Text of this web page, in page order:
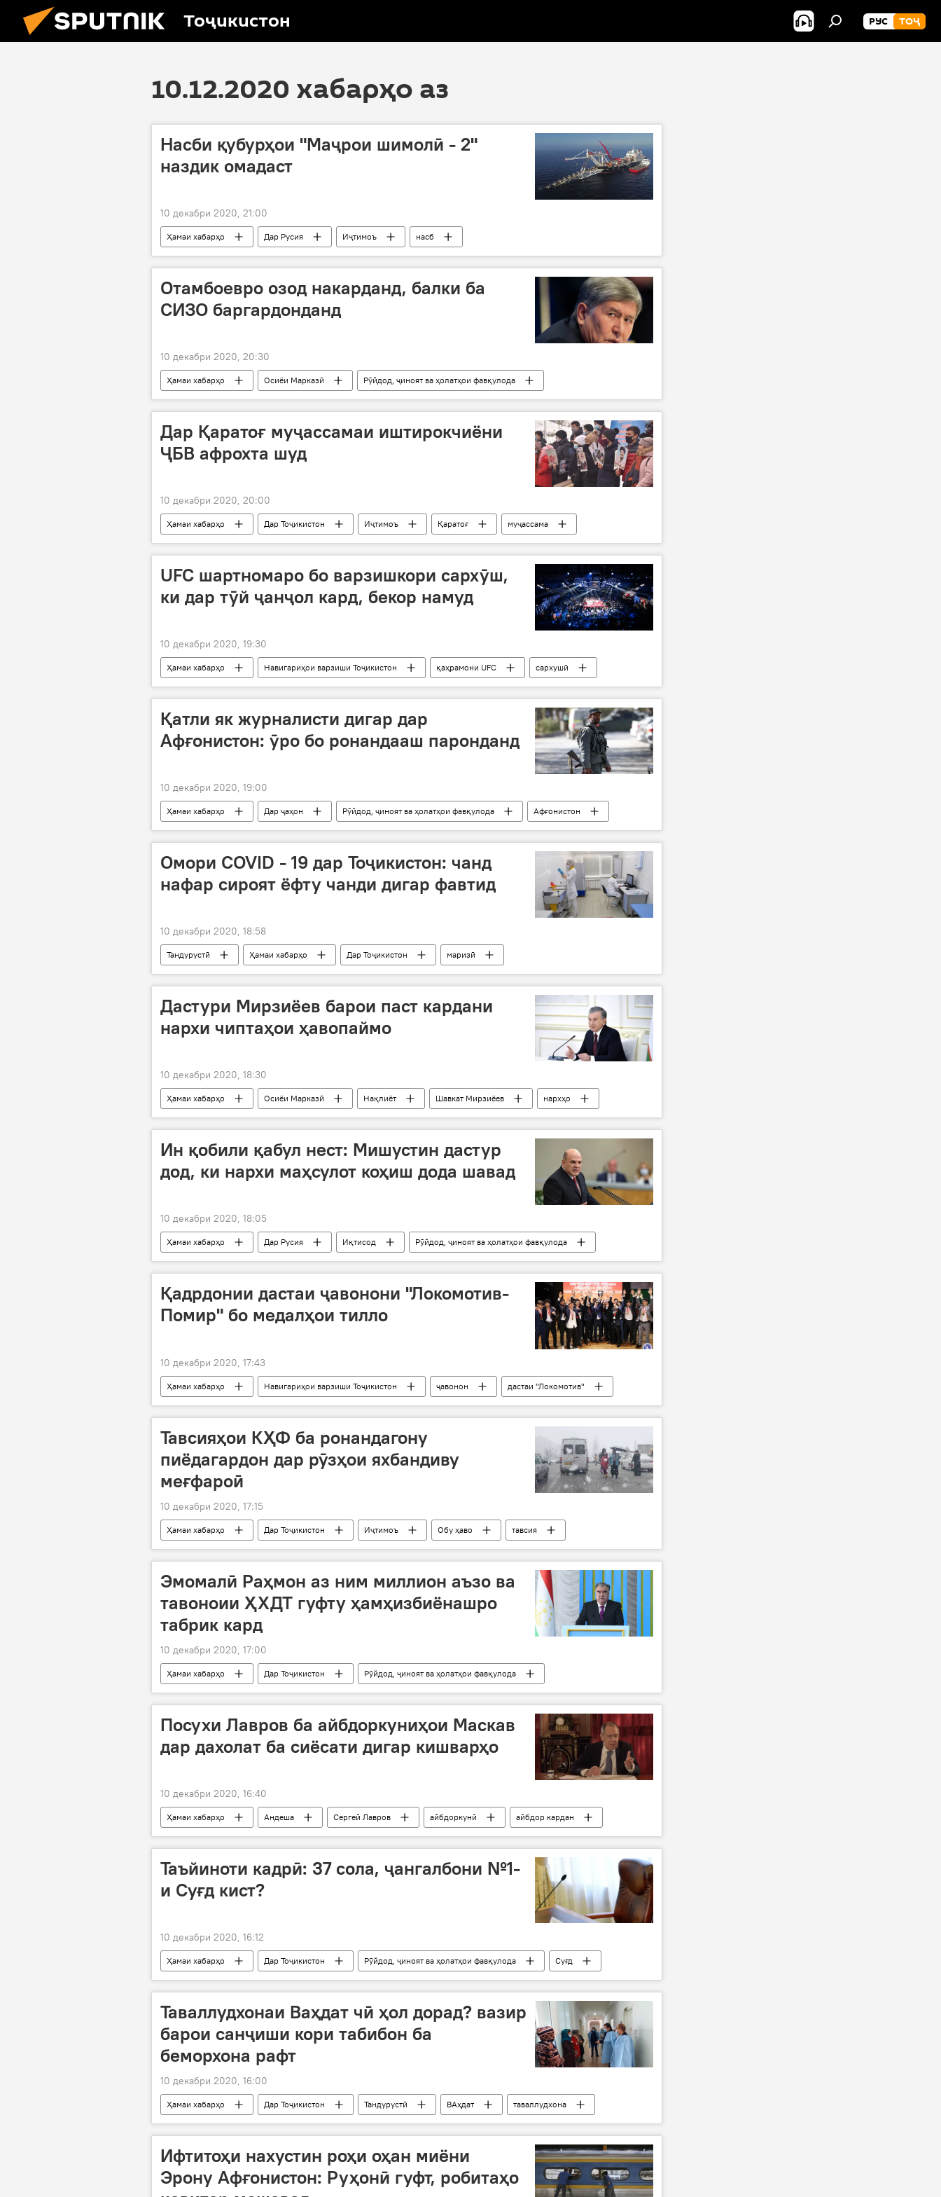
Тоҷикистон РУС ТОҶ
10.12.2020 хабарҳо аз
Насби қубурҳои "Маҷрои шимолӣ - 2"
наздик омадаст
10 декабри 2020, 21:00
Ҳамаи хабарҳо Дар Русия Иҷтимоъ насб
Отамбоевро озод накарданд, балки ба
СИЗО баргардонданд
10 декабри 2020, 20:30
Ҳамаи хабарҳо Осиёи Марказӣ
Рӯйдод, ҷиноят ва ҳолатҳои фавқулода
Алмосбек Отамбоев
СИЗО Қирғизистон
Дар Қаратоғ муҷассамаи иштирокчиёни
ҶБВ афрохта шуд
10 декабри 2020, 20:00
Ҳамаи хабарҳо Дар Тоҷикистон Иҷтимоъ Қаратоғ
муҷассама
ҶБВ
UFC шартномаро бо варзишкори сархӯш,
ки дар тӯй ҷанҷол кард, бекор намуд
10 декабри 2020, 19:30
Ҳамаи хабарҳо Навигариҳои варзиши Тоҷикистон қаҳрамони UFC
сархушӣ
шартнома
бекорӣ
Қатли як журналисти дигар дар
Афғонистон: ӯро бо ронандааш паронданд
10 декабри 2020, 19:00
Ҳамаи хабарҳо Дар ҷаҳон Рӯйдод, ҷиноят ва ҳолатҳои фавқулода
Афғонистон
қатл
рӯзноманигор
Омори COVID - 19 дар Тоҷикистон: чанд
нафар сироят ёфту чанди дигар фавтид
10 декабри 2020, 18:58
Тандурустӣ Ҳамаи хабарҳо Дар Тоҷикистон маризӣ
Дастури Мирзиёев барои паст кардани
нархи чиптаҳои ҳавопаймо
10 декабри 2020, 18:30
Ҳамаи хабарҳо Осиёи Марказӣ Нақлиёт Шавкат Мирзиёев
нархҳо
чипта
ҳавопаймо
Ин қобили қабул нест: Мишустин дастур
дод, ки нархи маҳсулот коҳиш дода шавад
10 декабри 2020, 18:05
Ҳамаи хабарҳо Дар Русия Иқтисод
Рӯйдод, ҷиноят ва ҳолатҳои фавқулода
нархи маҳсулот
болоравӣ нигаронӣ дастур шакар
равған
Қадрдонии дастаи ҷавонони "Локомотив-
Помир" бо медалҳои тилло
10 декабри 2020, 17:43
Ҳамаи хабарҳо Навигариҳои варзиши Тоҷикистон ҷавонон
дастаи "Локомотив"
тилло
қадрдонӣ
Тавсияҳои КҲФ ба ронандагону
пиёдагардон дар рӯзҳои яхбандиву
меғфароӣ
10 декабри 2020, 17:15
Ҳамаи хабарҳо Дар Тоҷикистон Иҷтимоъ Обу ҳаво
тавсия
КҲФ
Эмомалӣ Раҳмон аз ним миллион аъзо ва
тавоноии ҲХДТ гуфту ҳамҳизбиёнашро
табрик кард
10 декабри 2020, 17:00
Ҳамаи хабарҳо Дар Тоҷикистон
Рӯйдод, ҷиноят ва ҳолатҳои фавқулода
Эмомали Раҳмон
ҲХДТ табрикот
Посухи Лавров ба айбдоркуниҳои Маскав
дар дахолат ба сиёсати дигар кишварҳо
10 декабри 2020, 16:40
Ҳамаи хабарҳо Андеша Сергей Лавров айбдоркунӣ
айбдор кардан
посух
Маскав
Таъйиноти кадрӣ: 37 сола, ҷангалбони №1-
и Суғд кист?
10 декабри 2020, 16:12
Ҳамаи хабарҳо Дар Тоҷикистон Рӯйдод, ҷиноят ва ҳолатҳои фавқулода
Суғд
тағйироти кадрӣ
Хадамоти ҷангал
Таваллудхонаи Ваҳдат чӣ ҳол дорад? вазир
барои санҷиши кори табибон ба
беморхона рафт
10 декабри 2020, 16:00
Ҳамаи хабарҳо Дар Тоҷикистон Тандурустӣ ВАҳдат
таваллудхона
Ҷамолиддин Абдуллоев
боздид
Ифтитоҳи нахустин роҳи оҳан миёни
Эрону Афғонистон: Руҳонӣ гуфт, робитаҳо